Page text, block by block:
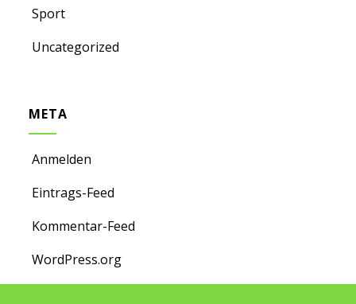
Sport
Uncategorized
META
Anmelden
Eintrags-Feed
Kommentar-Feed
WordPress.org